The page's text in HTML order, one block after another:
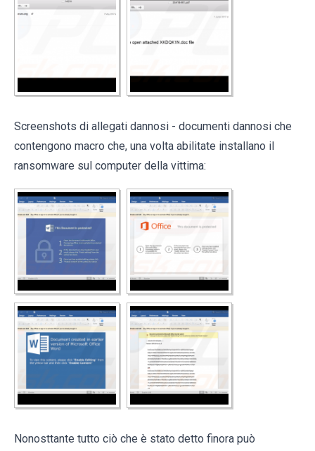
Screenshots di allegati dannosi - documenti dannosi che
contengono macro che, una volta abilitate installano il
ransomware sul computer della vittima:
Nonosttante tutto ciò che è stato detto finora può